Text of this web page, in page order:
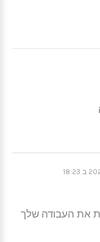
את העבודה שלך